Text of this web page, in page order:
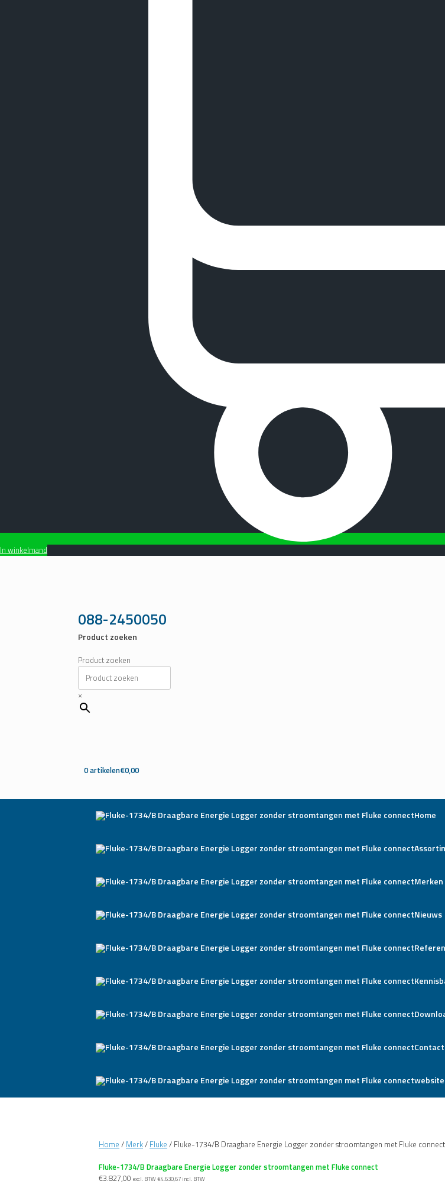
In winkelmand
088-2450050
Product zoeken
Product zoeken
×
0 artikelen€0,00
Home
Merken
Nieuws
Contact
Home / Merk/ Fluke / Fluke-1734/B Draagbare Energie Logger zonder stroomtangen met Fluke connect
Fluke-1734/B Draagbare Energie Logger zonder stroomtangen met Fluke connect
€3.827,00 excl. BTW €4.630,67 incl. BTW